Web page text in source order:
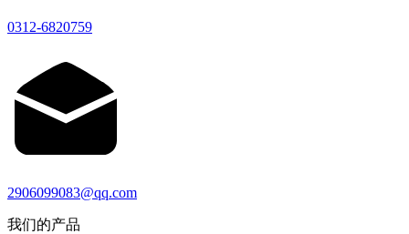
0312-6820759
2906099083@qq.com
我们的产品